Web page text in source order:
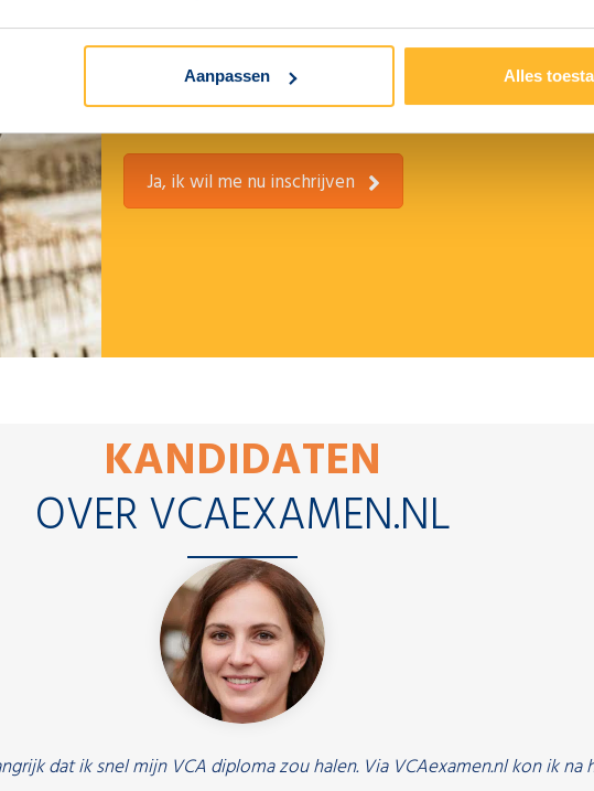
Aanpassen Alles
Spuipad 1
7417 WM Deventer
Ja, ik wil me nu inschrijven
KANDIDATEN
OVER VCAEXAMEN.NL
dat ik snel mijn VCA diploma zou halen. Via VCAexamen.nl kon ik